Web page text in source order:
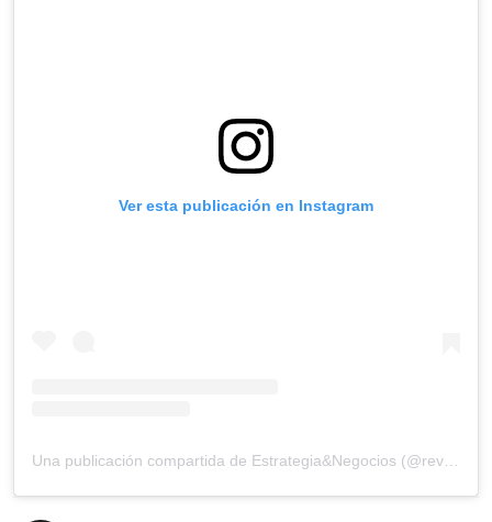
Ver esta publicación en Instagram
Una publicación compartida de Estrategia&Negocios (@revista_eyn)